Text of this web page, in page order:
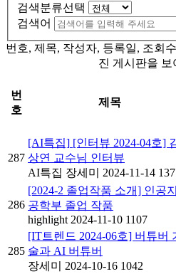
검색분류선택
검색어
번호, 제목, 작성자, 등록일, 조회
진 게시판을 보
번
호
제목
287
[AI특집] [인터뷰 2024-04호]
상연 교수님 인터뷰
AI특집 장세미 2024-11-14
286
[2024-2 졸업작품 소개] 인공
공학부 졸업 작품
highlight 2024-11-10 1107
285
[IT트렌드 2024-06호] 버튜버
술과 AI 버튜버
장세미
2024-10-16 1042